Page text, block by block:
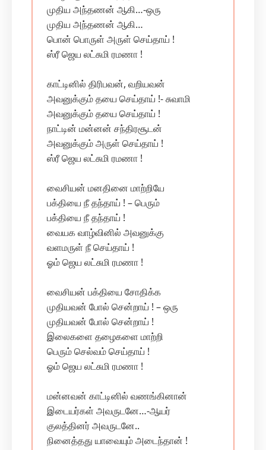
முதிய அந்தணன் ஆகி…-ஒரு
முதிய அந்தணன் ஆகி…
பொன் பொருள் அருள் செய்தாய் !
ஸ்ரீ ஜெய லட்சுமி ரமணா !
காட்டினில் திரிபவன், வறியவன்
அவனுக்கும் தயை செய்தாய் !- சுவாமி
அவனுக்கும் தயை செய்தாய் !
நாட்டின் மன்னன் சந்திரசூடன்
அவனுக்கும் அருள் செய்தாய் !
ஸ்ரீ ஜெய லட்சுமி ரமணா !
வைசியன் மனதினை மாற்றியே
பக்தியை நீ தந்தாய் ! – பெரும்
பக்தியை நீ தந்தாய் !
வையக வாழ்வினில் அவனுக்கு
வளமருள் நீ செய்தாய் !
ஓம் ஜெய லட்சுமி ரமணா !
வைசியன் பக்தியை சோதிக்க
முதியவன் போல் சென்றாய் ! – ஒரு
முதியவன் போல் சென்றாய் !
இலைகளை தழைகளை மாற்றி
பெரும் செல்வம் செய்தாய் !
ஓம் ஜெய லட்சுமி ரமணா !
மன்னவன் காட்டினில் வணங்கினான்
இடையர்கள் அவருடனே…-ஆயர்
குலத்தினர் அவருடனே..
நினைத்தது யாவையும் அடைந்தான் !